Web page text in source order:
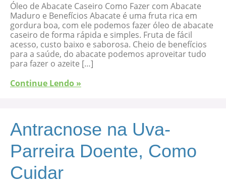
Óleo de Abacate Caseiro Como Fazer com Abacate
Maduro e Benefícios Abacate é uma fruta rica em
gordura boa, com ele podemos fazer óleo de abacate
caseiro de forma rápida e simples. Fruta de fácil
acesso, custo baixo e saborosa. Cheio de benefícios
para a saúde, do abacate podemos aproveitar tudo
para fazer o azeite […]
Continue Lendo »
Antracnose na Uva-
Parreira Doente, Como
Cuidar